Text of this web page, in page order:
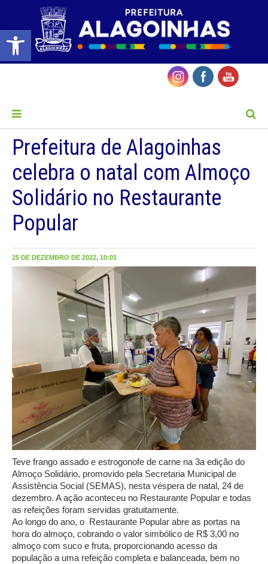
Barra de Ferramentas Aberta
Prefeitura de Alagoinhas
celebra o natal com Almoço
Solidário no Restaurante
Popular
25 DE DEZEMBRO DE 2022, 10:01
Teve frango assado e estrogonofe de carne na 3a edição do
Almoço Solidário, promovido pela Secretaria Municipal de
Assistência Social (SEMAS), nesta véspera de natal, 24 de
dezembro. A ação aconteceu no Restaurante Popular e todas
as refeições foram servidas gratuitamente.
Ao longo do ano, o Restaurante Popular abre as portas na
hora do almoço, cobrando o valor simbólico de R$ 3,00 no
almoço com suco e fruta, proporcionando acesso da
população a uma refeição completa e balanceada, bem no